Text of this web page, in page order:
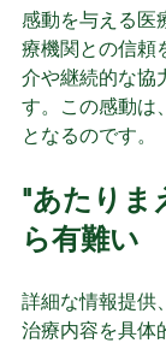
感動を与える医
療機関との信頼
介や継続的な協
す。この感動は
となるのです。
"あたりま
ら有難い
詳細な情報提供
治療内容を具体